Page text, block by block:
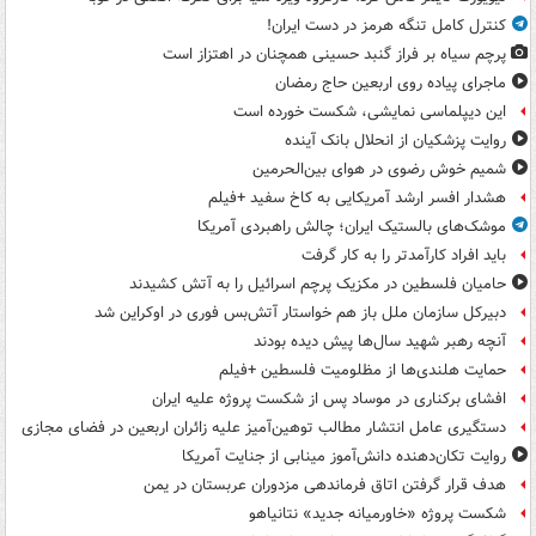
کنترل کامل تنگه هرمز در دست ایران!
پرچم سیاه بر فراز گنبد حسینی همچنان در اهتزاز است
ماجرای پیاده روی اربعین حاج رمضان
این دیپلماسی نمایشی، شکست خورده است
روایت پزشکیان از انحلال بانک آینده
شمیم خوش رضوی در هوای بین‌الحرمین
هشدار افسر ارشد آمریکایی به کاخ سفید +فیلم
موشک‌های بالستیک ایران؛ چالش راهبردی آمریکا
باید افراد کارآمدتر را به کار گرفت
حامیان فلسطین در مکزیک پرچم اسرائیل را به آتش کشیدند
دبیرکل سازمان ملل باز هم خواستار آتش‌بس فوری در اوکراین شد
آنچه رهبر شهید سال‌ها پیش دیده بودند
حمایت هلندی‌ها از مظلومیت فلسطین +فیلم
افشای برکناری در موساد پس از شکست پروژه علیه ایران
دستگیری عامل انتشار مطالب توهین‌آمیز علیه زائران اربعین در فضای مجازی
روایت تکان‌دهنده دانش‌آموز مینابی از جنایت آمریکا
هدف قرار گرفتن اتاق‌ فرماندهی مزدوران عربستان در یمن
شکست پروژه «خاورمیانه جدید» نتانیاهو